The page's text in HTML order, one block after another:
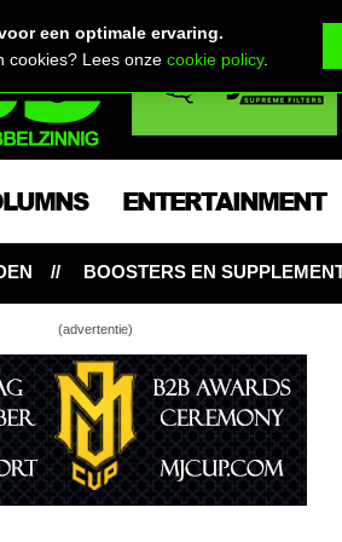
ENTERTAINMENT
NOODZAKELIJK VOOR
(advertentie)
24K Gold en Dokter Groen
voordat ze om gaan
een optimale ervaring.
cookies? Lees onzecookie policy.